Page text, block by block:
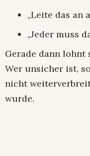
„Leite das an
„Jeder muss
Gerade dann lohnt
Wer unsicher ist,
nicht
wurde.